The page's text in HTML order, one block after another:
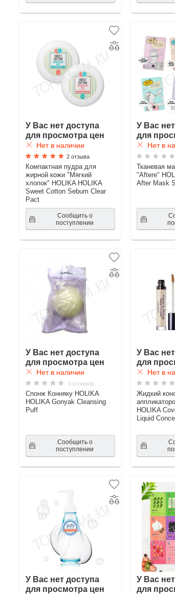
У Вас нет доступа
для просмотра цен
Нет в наличии
2 отзыва
Компактная пудра для
жирной кожи "Мягкий
хлопок" HOLIKA HOLIKA
Sweet Cotton Sebum Clear
Pact
Сообщить о
поступлении
У Вас
для
Нет в
Тканевая
"Aftere"
After Mask
У Вас нет доступа
для просмотра цен
Нет в наличии
0 отзывов
Спонж Конняку HOLIKA
HOLIKA Gonyak Cleansing
Puff
Сообщить о
поступлении
У Вас
для
Нет в
Жидкий
HOLIKA
Liquid
У Вас нет доступа
для просмотра цен
У Вас
для